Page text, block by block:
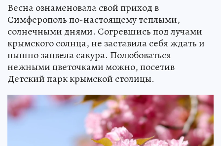
Весна ознаменовала свой приход в
Симферополь по-настоящему теплыми,
солнечными днями. Согревшись под лучами
крымского солнца, не заставила себя ждать и
пышно зацвела сакура. Полюбоваться
нежными цветочками можно, посетив
Детский парк крымской столицы.